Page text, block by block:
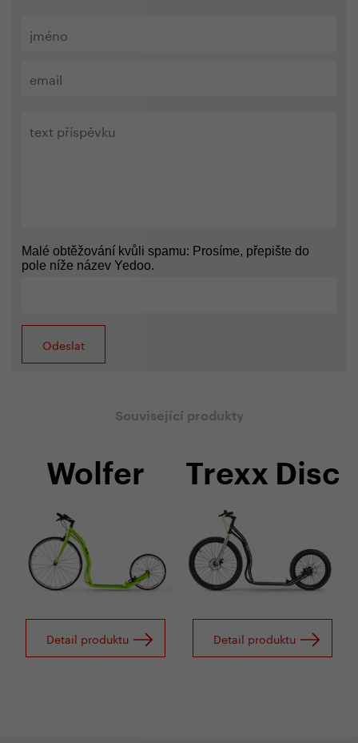
Malé obtěžování kvůli spamu: Prosíme, přepište do
pole níže název Yedoo.
Související produkty
Wolfer
Detail produktu
Trexx Disc
Detail produktu